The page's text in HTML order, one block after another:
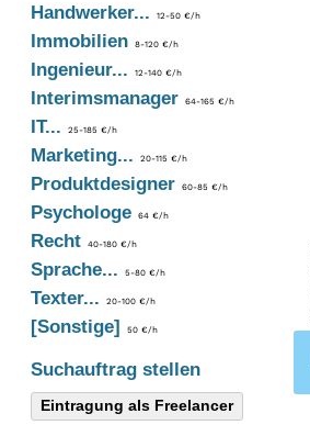
Handwerker... 12-50 €/h
Immobilien8-120 €/h
Ingenieur... 12-140 €/h
Interimsmanager 64-165 €/h
IT... 25-185 €/h
Marketing... 20-115 €/h
Produktdesigner 60-85 €/h
Psychologe64 €/h
Recht40-180 €/h
Sprache... 5-80 €/h
Texter... 20-100 €/h
[Sonstige] 50 €/h
Suchauftrag stellen
Eintragung als Freelancer